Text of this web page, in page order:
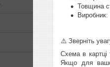
Товщина
⚠️ Зверніть
Схема в картці
Якщо для